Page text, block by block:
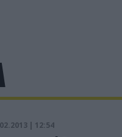
| 12:54